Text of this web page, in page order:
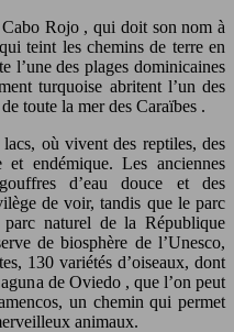
Rojo , qui doit son nom à
teint les chemins de terre en
l’une des plages dominicaines
turquoise abritent l’un des
toute la mer des Caraïbes .
où vivent des reptiles, des
endémique. Les anciennes
d’eau douce et des
de voir, tandis que le parc
naturel de la République
de biosphère de l’Unesco,
130 variétés d’oiseaux, dont
de Oviedo , que l’on peut
un chemin qui permet
animaux.